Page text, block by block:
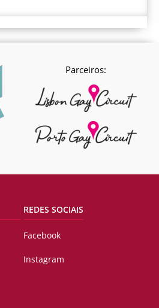
Parceiros:
REDES SOCIAIS
Facebook
Instagram